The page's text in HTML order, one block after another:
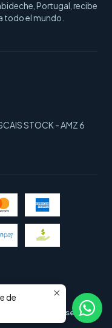
Portugal, recibe
todo el mundo.
STOCK - AMZ 6
por Jumpseller.
de